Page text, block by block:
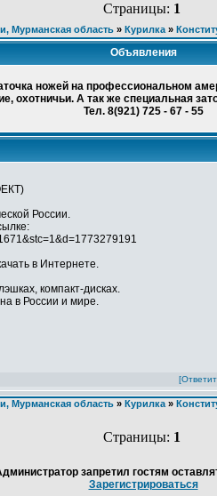
Страницы: 1
Мурманская область» Курилка»
Объявления
ножей на профессиональном
охотничьи. А так же специальная
Тел. 8(921) 725 - 67 - 55
России.
в Интернете.
компакт-дисках.
в России и мире.
Мурманская область» Курилка»
Страницы: 1
запретил гостям
Зарегистрироваться